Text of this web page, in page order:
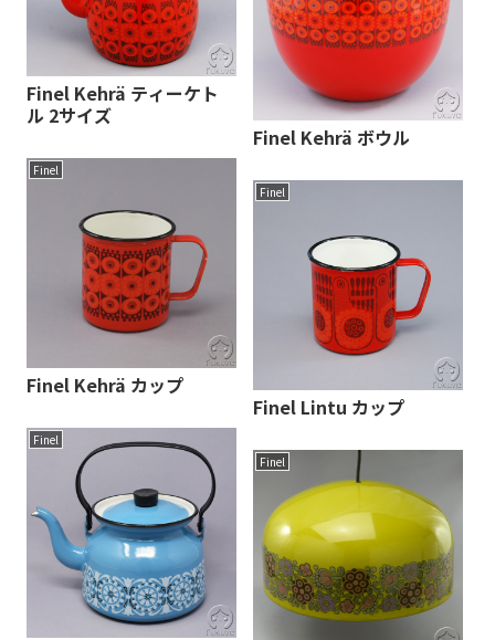
Finel Kehrä ティーケト
ル 2サイズ
Finel Kehrä ボウル
Finel
Finel Kehrä カップ
Finel
Finel Lintu カップ
Finel
Finel